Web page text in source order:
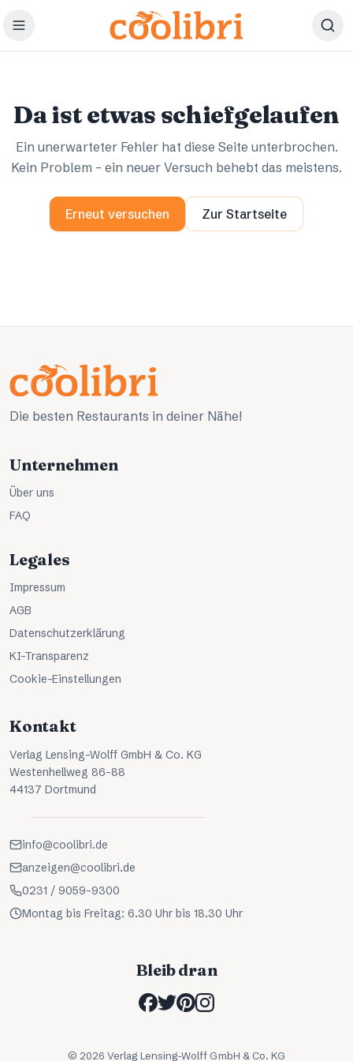
Zum Hauptinhalt springen
Da ist etwas schiefgelaufen
Ein unerwarteter Fehler hat diese Seite unterbrochen.
Kein Problem – ein neuer Versuch behebt das meistens.
Erneut versuchen Zur Startseite
Die besten Restaurants in deiner Nähe!
Unternehmen
Über uns
FAQ
Legales
Impressum
AGB
Datenschutzerklärung
KI-Transparenz
Cookie-Einstellungen
Kontakt
Verlag Lensing-Wolff GmbH & Co. KG
Westenhellweg 86-88
44137 Dortmund
info@coolibri.de
anzeigen@coolibri.de
0231 / 9059-9300
Montag bis Freitag: 6.30 Uhr bis 18.30 Uhr
Bleib dran
© 2026 Verlag Lensing-Wolff GmbH & Co. KG